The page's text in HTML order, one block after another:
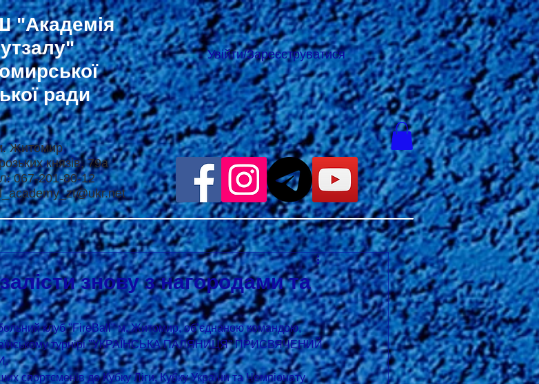
"Академія
ради
Житомир
князів, 79а
067-201-80-12
Увійти/Зареєструватися
знову з нагородами та
клуб "FireBall" м. Житомир, обʼєднаною командою,
турнірі "УКРАЇНСЬКА ПАЛЯНИЦЯ" ПРИСВЯЧЕНИЙ
спортсменів до Кубку Ліги, Кубку України та Чемпіонату